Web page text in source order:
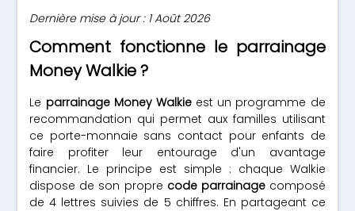
Dernière mise à jour : 1 Août 2026
Comment fonctionne le parrainage
Money Walkie ?
Le parrainage Money Walkieest un programme de
recommandation qui permet aux familles utilisant
ce porte-monnaie sans contact pour enfants de
faire profiter leur entourage d'un avantage
financier. Le principe est simple : chaque Walkie
dispose de son propre code parrainagecomposé
de 4 lettres suivies de 5 chiffres. En partageant ce